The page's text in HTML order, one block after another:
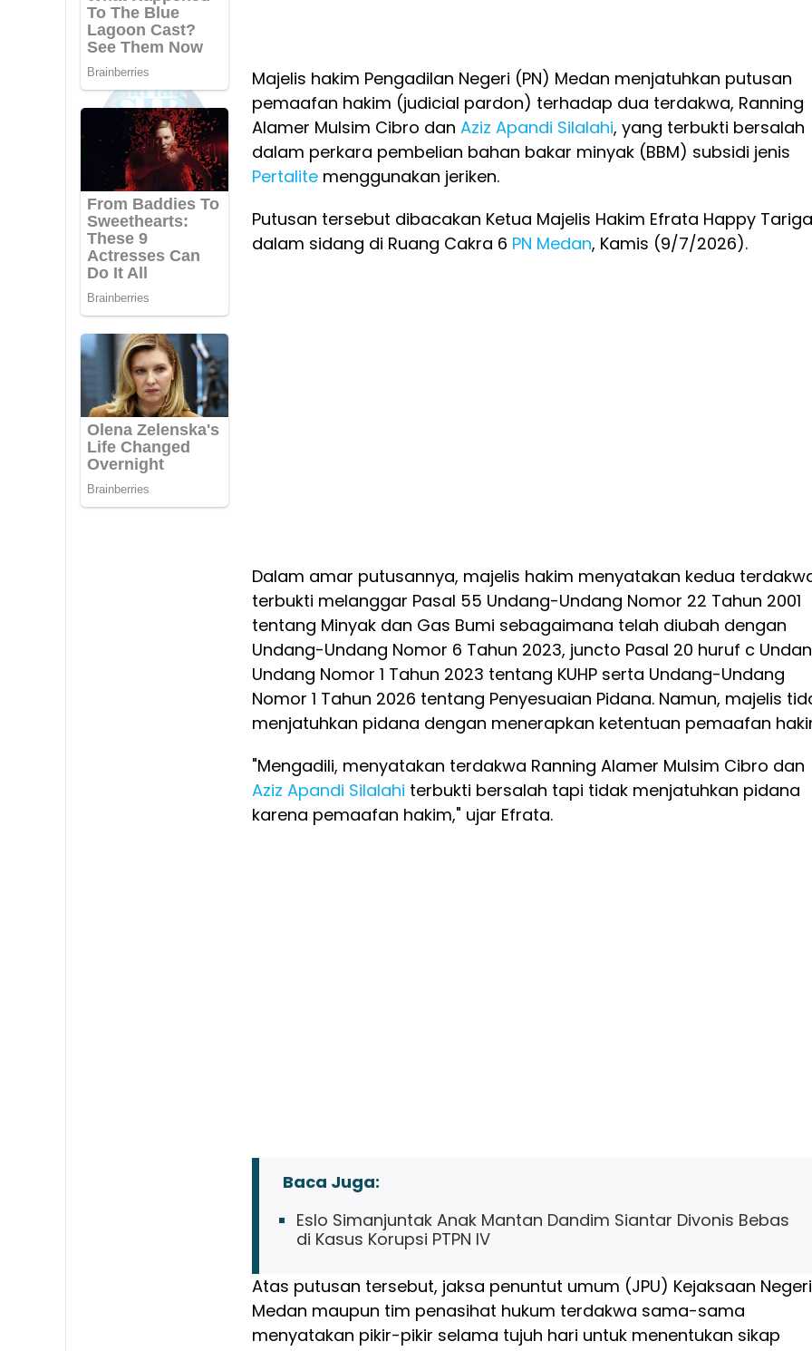
Majelis hakim Pengadilan Negeri (PN) Medan menjatuhkan putusan
pemaafan hakim (judicial pardon) terhadap dua terdakwa, Ranning
Alamer Mulsim Cibro dan Aziz Apandi Silalahi, yang terbukti bersalah
dalam perkara pembelian bahan bakar minyak (BBM) subsidi jenis
Pertalite menggunakan jeriken.
Putusan tersebut dibacakan Ketua Majelis Hakim Efrata Happy
dalam sidang di Ruang Cakra 6 PN Medan, Kamis (9/7/2026).
Dalam amar putusannya, majelis hakim menyatakan kedua
terbukti melanggar Pasal 55 Undang-Undang Nomor 22 Tahun 2001
tentang Minyak dan Gas Bumi sebagaimana telah diubah dengan
Undang-Undang Nomor 6 Tahun 2023, juncto Pasal 20 huruf c
Undang Nomor 1 Tahun 2023 tentang KUHP serta Undang-Undang
Nomor 1 Tahun 2026 tentang Penyesuaian Pidana. Namun, majelis
menjatuhkan pidana dengan menerapkan ketentuan pemaafan
"Mengadili, menyatakan terdakwa Ranning Alamer Mulsim Cibro dan
Aziz Apandi Silalahi terbukti bersalah tapi tidak menjatuhkan pidana
karena pemaafan hakim," ujar Efrata.
Baca Juga:
Eslo Simanjuntak Anak Mantan Dandim Siantar Divonis Bebas
di Kasus Korupsi PTPN IV
Atas putusan tersebut, jaksa penuntut umum (JPU) Kejaksaan Negeri
Medan maupun tim penasihat hukum terdakwa sama-sama
menyatakan pikir-pikir selama tujuh hari untuk menentukan sikap